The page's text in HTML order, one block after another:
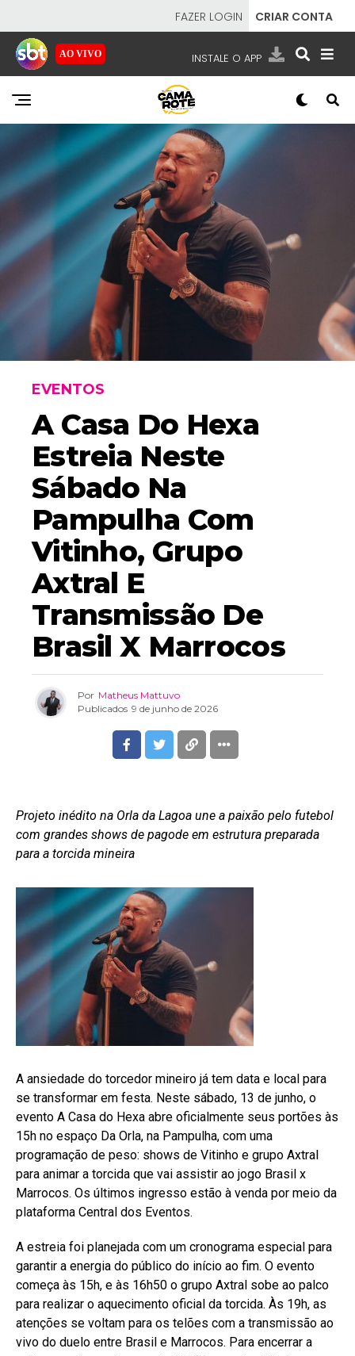
FAZER LOGIN CRIAR CONTA
AO VIVO INSTALE O APP
EMISSORAS
NOSSAS REDES
SBT - SISTEMA BRASILEIRO DE TELEVISÃO
EVENTOS
A Casa Do Hexa
Estreia Neste
Sábado Na
Pampulha Com
Vitinho, Grupo
Axtral E
Transmissão De
Brasil X Marrocos
Por Matheus Mattuvo
Publicados 9 de junho de 2026
Projeto inédito na Orla da Lagoa une a paixão pelo futebol
com grandes shows de pagode em estrutura preparada
para a torcida mineira
A ansiedade do torcedor mineiro já tem data e local para
se transformar em festa. Neste sábado, 13 de junho, o
evento A Casa do Hexa abre oficialmente seus portões às
15h no espaço Da Orla, na Pampulha, com uma
programação de peso: shows de Vitinho e grupo Axtral
para animar a torcida que vai assistir ao jogo Brasil x
Marrocos. Os últimos ingresso estão à venda por meio da
plataforma Central dos Eventos.
A estreia foi planejada com um cronograma especial para
garantir a energia do público do início ao fim. O evento
começa às 15h, e às 16h50 o grupo Axtral sobe ao palco
para realizar o aquecimento oficial da torcida. Às 19h, as
atenções se voltam para os telões com a transmissão ao
vivo do duelo entre Brasil e Marrocos. Para encerrar a